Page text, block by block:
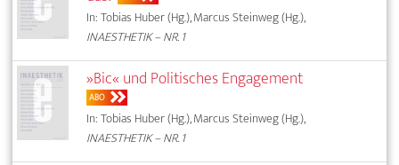
In: Tobias Huber (Hg.), Marcus Steinweg (Hg.),
INAESTHETIK – NR. 1
»Bic« und Politisches Engagement
ABO
In: Tobias Huber (Hg.), Marcus Steinweg (Hg.),
INAESTHETIK – NR. 1